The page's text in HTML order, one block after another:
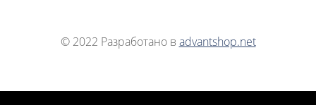
© 2022 Разработано в advantshop.net